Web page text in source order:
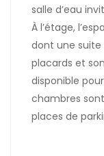
salle d’eau
À l’étage,
dont une suite
placards et
disponible
chambres
places de